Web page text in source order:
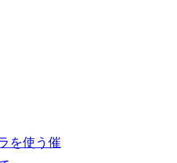
を使う催